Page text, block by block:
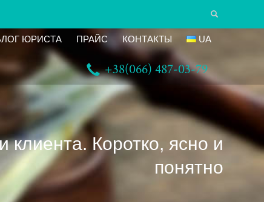
ЮРИСТА ПРАЙС КОНТАКТЫ UA
+38(066) 487-03-79
клиента. Коротко, ясно и
понятно